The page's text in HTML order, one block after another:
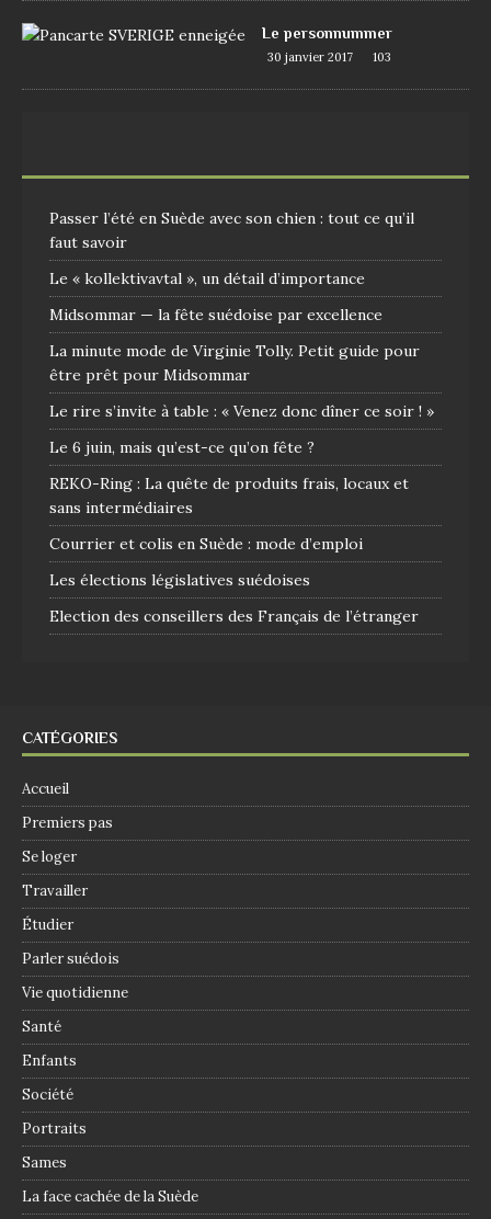
Le personnummer
30 janvier 2017 103
Passer l’été en Suède avec son chien : tout ce qu’il
faut savoir
Le « kollektivavtal », un détail d’importance
Midsommar — la fête suédoise par excellence
La minute mode de Virginie Tolly. Petit guide pour
être prêt pour Midsommar
Le rire s’invite à table : « Venez donc dîner ce soir ! »
Le 6 juin, mais qu’est-ce qu’on fête ?
REKO-Ring : La quête de produits frais, locaux et
sans intermédiaires
Courrier et colis en Suède : mode d’emploi
Les élections législatives suédoises
Election des conseillers des Français de l’étranger
CATÉGORIES
Accueil
Premiers pas
Se loger
Travailler
Étudier
Parler suédois
Vie quotidienne
Santé
Enfants
Société
Portraits
Sames
La face cachée de la Suède